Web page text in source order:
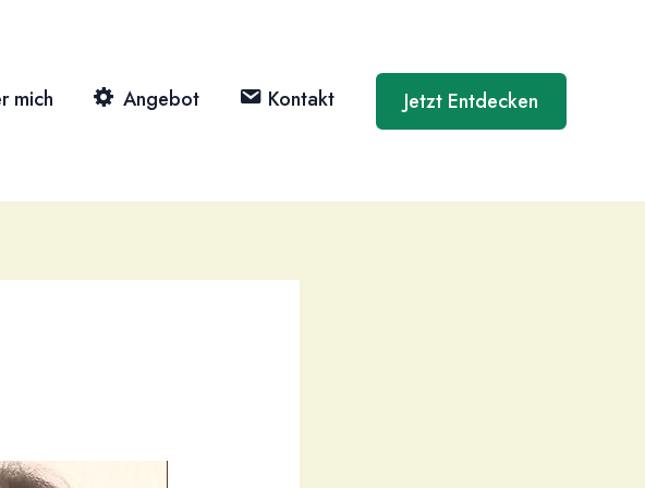
mich Angebot Kontakt Jetzt Entdecken